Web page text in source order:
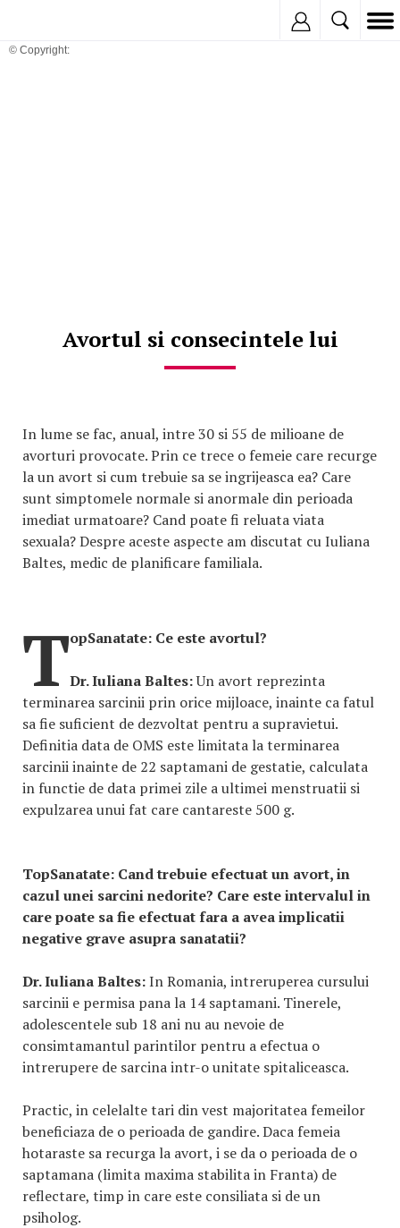
© Copyright:
Avortul si consecintele lui
In lume se fac, anual, intre 30 si 55 de milioane de
avorturi provocate. Prin ce trece o femeie care recurge
la un avort si cum trebuie sa se ingrijeasca ea? Care
sunt simptomele normale si anormale din perioada
imediat urmatoare? Cand poate fi reluata viata
sexuala? Despre aceste aspecte am discutat cu Iuliana
Baltes, medic de planificare familiala.
TopSanatate: Ce este avortul?
Dr. Iuliana Baltes:Un avort reprezinta
terminarea sarcinii prin orice mijloace, inainte ca fatul
sa fie suficient de dezvoltat pentru a supravietui.
Definitia data de OMS este limitata la terminarea
sarcinii inainte de 22 saptamani de gestatie, calculata
in functie de data primei zile a ultimei menstruatii si
expulzarea unui fat care cantareste 500 g.
TopSanatate: Cand trebuie efectuat un avort, in
cazul unei sarcini nedorite? Care este intervalul in
care poate sa fie efectuat fara a avea implicatii
negative grave asupra sanatatii?
Dr. Iuliana Baltes:In Romania, intreruperea cursului
sarcinii e permisa pana la 14 saptamani. Tinerele,
adolescentele sub 18 ani nu au nevoie de
consimtamantul parintilor pentru a efectua o
intrerupere de sarcina intr-o unitate spitaliceasca.
Practic, in celelalte tari din vest majoritatea femeilor
beneficiaza de o perioada de gandire. Daca femeia
hotaraste sa recurga la avort, i se da o perioada de o
saptamana (limita maxima stabilita in Franta) de
reflectare, timp in care este consiliata si de un
psiholog.